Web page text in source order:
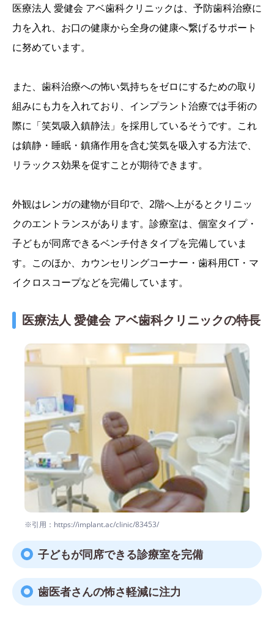
医療法人 愛健会 アベ歯科クリニックは、予防歯科治療に
力を入れ、お口の健康から全身の健康へ繋げるサポート
に努めています。
また、歯科治療への怖い気持ちをゼロにするための取り
組みにも力を入れており、インプラント治療では手術の
際に「笑気吸入鎮静法」を採用しているそうです。これ
は鎮静・睡眠・鎮痛作用を含む笑気を吸入する方法で、
リラックス効果を促すことが期待できます。
外観はレンガの建物が目印で、2階へ上がるとクリニッ
クのエントランスがあります。診療室は、個室タイプ・
子どもが同席できるベンチ付きタイプを完備していま
す。このほか、カウンセリングコーナー・歯科用CT・マ
イクロスコープなどを完備しています。
医療法人 愛健会 アベ歯科クリニックの特長
※引用：https://implant.ac/clinic/83453/
子どもが同席できる診療室を完備
歯医者さんの怖さ軽減に注力